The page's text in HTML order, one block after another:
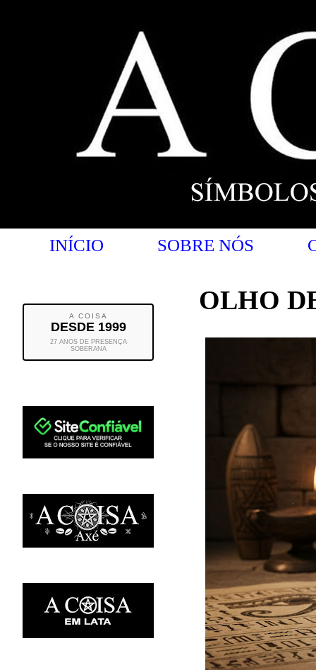
INÍCIO SOBRE NÓS
OLHO
A COISA
DESDE 1999
27 ANOS DE PRESENÇA
SOBERANA